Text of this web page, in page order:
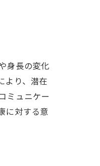
身長の変化
より、潜在
ミュニケー
に対する意